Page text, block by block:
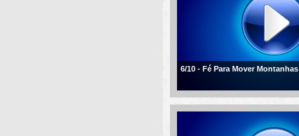
6/10 - Fé Para Mover Montanhas